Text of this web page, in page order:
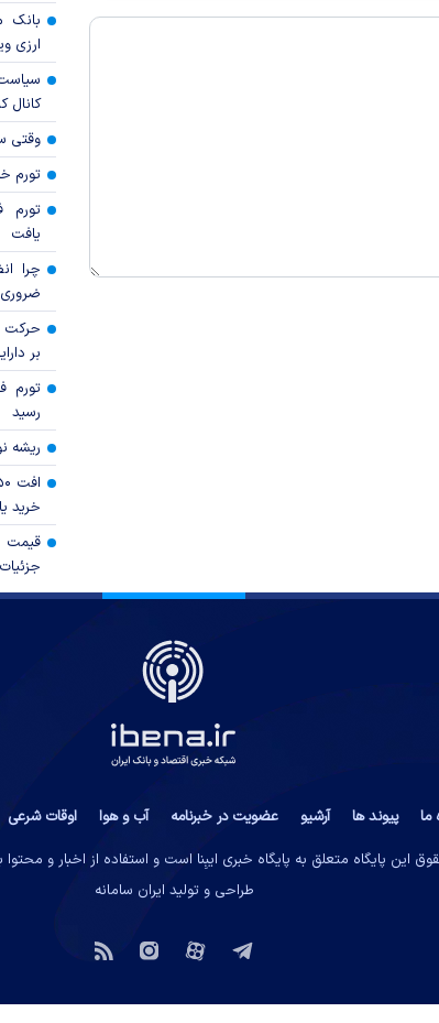
بانک
ارزی
کانال
وقتی
تورم
تورم
یافت
چرا
حرکت
بر
رسید
ریشه
خرید
قیمت
ما پیوند ها آرشیو عضویت در خبرنامه آب و هوا اوقات شرعی
این پایگاه متعلق به پایگاه خبری ایبِنا است و استفاده از اخبار و
طراحی و تولید ایران سامانه